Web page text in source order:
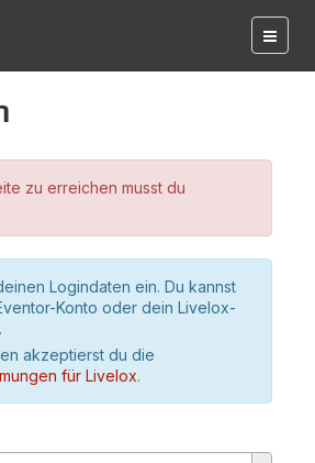
zu erreichen musst du
Logindaten ein. Du kannst
Konto oder dein Livelox-
akzeptierst du die
für Livelox.